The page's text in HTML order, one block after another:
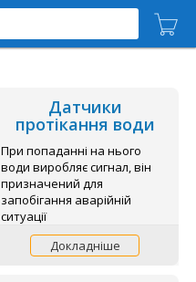
Датчики
протікання води
При попаданні на нього
води виробляє сигнал, він
призначений для
запобігання аварійній
ситуації
Докладніше